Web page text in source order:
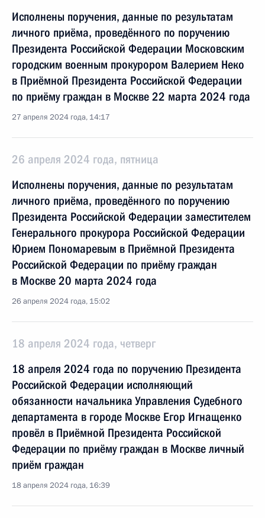
Исполнены поручения, данные по результатам
личного приёма, проведённого по поручению
Президента Российской Федерации Московским
городским военным прокурором Валерием Неко
в Приёмной Президента Российской Федерации
по приёму граждан в Москве 22 марта 2024 года
27 апреля 2024 года, 14:17
26 апреля 2024 года, пятница
Исполнены поручения, данные по результатам
личного приёма, проведённого по поручению
Президента Российской Федерации заместителем
Генерального прокурора Российской Федерации
Юрием Пономаревым в Приёмной Президента
Российской Федерации по приёму граждан
в Москве 20 марта 2024 года
26 апреля 2024 года, 15:02
18 апреля 2024 года, четверг
18 апреля 2024 года по поручению Президента
Российской Федерации исполняющий
обязанности начальника Управления Судебного
департамента в городе Москве Егор Игнащенко
провёл в Приёмной Президента Российской
Федерации по приёму граждан в Москве личный
приём граждан
18 апреля 2024 года, 16:39